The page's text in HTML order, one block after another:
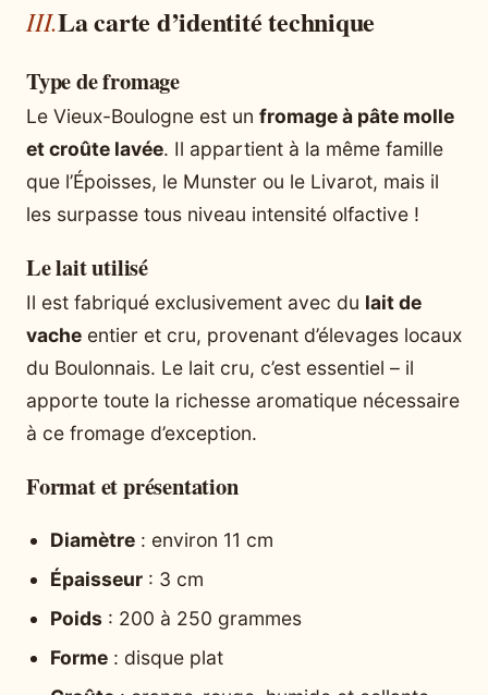
La carte d’identité technique
Type de fromage
Le Vieux-Boulogne est un fromage à pâte molle
et croûte lavée. Il appartient à la même famille
que l’Époisses, le Munster ou le Livarot, mais il
les surpasse tous niveau intensité olfactive !
Le lait utilisé
Il est fabriqué exclusivement avec du lait de
vache entier et cru, provenant d’élevages locaux
du Boulonnais. Le lait cru, c’est essentiel – il
apporte toute la richesse aromatique nécessaire
à ce fromage d’exception.
Format et présentation
Diamètre : environ 11 cm
Épaisseur : 3 cm
Poids : 200 à 250 grammes
Forme : disque plat